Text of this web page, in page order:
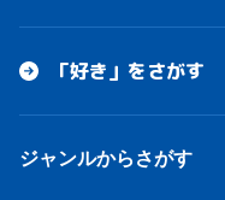
「好き」をさがす
ジャンルからさがす